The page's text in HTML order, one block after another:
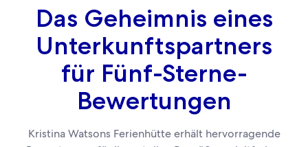
Das Geheimnis eines
Unterkunftspartners
für Fünf-Sterne-
Bewertungen
Kristina Watsons Ferienhütte erhält hervorragende